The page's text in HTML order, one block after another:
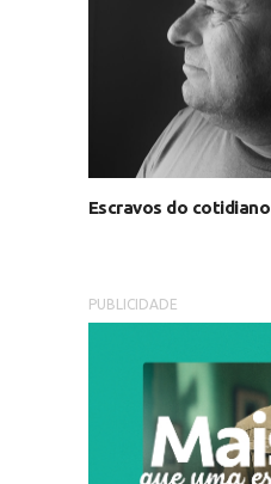
Escravos do cotidiano
PUBLICIDADE